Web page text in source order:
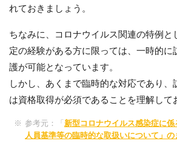
れておきましょう。
ちなみに、コロナウイルス関連の特例と
定の経験がある方に限っては、一時的に
護が可能となっています。
しかし、あくまで臨時的な対応であり、
は資格取得が必須であることを理解して
参考元：「 新型コロナウイルス感染症に
人員基準等の臨時的な取扱いについて」の